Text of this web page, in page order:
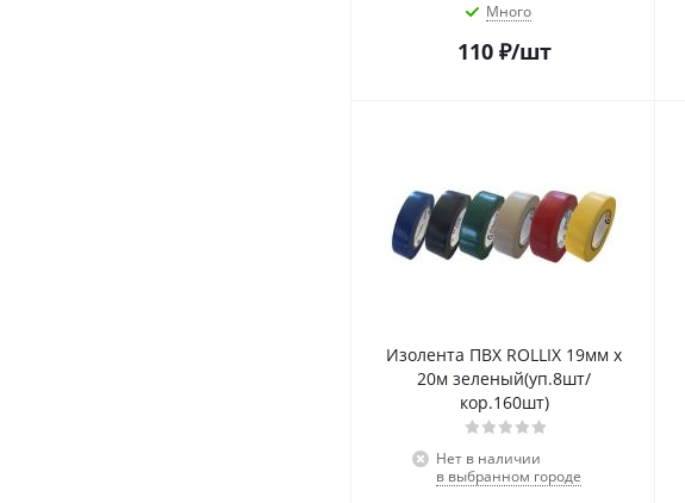
Много
110₽/шт
Изолента ПВХ ROLLIX 19мм х
20м зеленый(уп.8шт/
кор.160шт)
Нет в наличии
в выбранном городе